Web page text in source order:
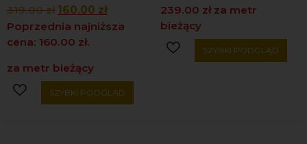
319.00zł 160.00 zł
Poprzednia najniższa
cena: 160.00 zł.
za metr bieżący
SZYBKI PODGLĄD
239.00 zł za metr
bieżący
SZYBKI PODGLĄD